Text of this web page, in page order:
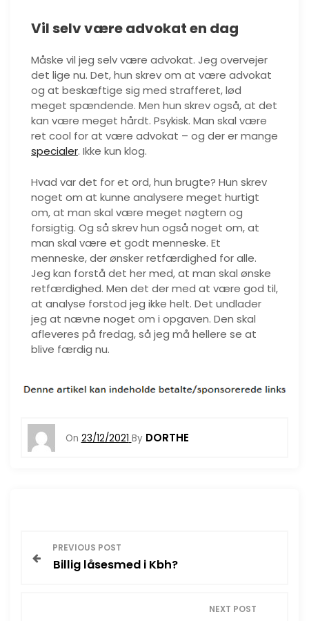
Vil selv være advokat en dag
Måske vil jeg selv være advokat. Jeg overvejer
det lige nu. Det, hun skrev om at være advokat
og at beskæftige sig med strafferet, lød
meget spændende. Men hun skrev også, at det
kan være meget hårdt. Psykisk. Man skal være
ret cool for at være advokat – og der er mange
specialer. Ikke kun klog.
Hvad var det for et ord, hun brugte? Hun skrev
noget om at kunne analysere meget hurtigt
om, at man skal være meget nøgtern og
forsigtig. Og så skrev hun også noget om, at
man skal være et godt menneske. Et
menneske, der ønsker retfærdighed for alle.
Jeg kan forstå det her med, at man skal ønske
retfærdighed. Men det der med at være god til,
at analyse forstod jeg ikke helt. Det undlader
jeg at nævne noget om i opgaven. Den skal
afleveres på fredag, så jeg må hellere se at
blive færdig nu.
On 23/12/2021 By DORTHE
PREVIOUS POST
Billig låsesmed i Kbh?
NEXT POST